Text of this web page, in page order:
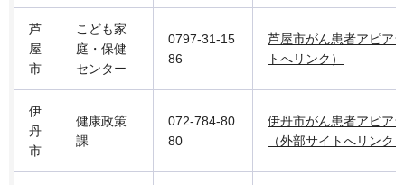
芦
屋
市
こども家
庭・保健
センター
0797-31-15
86
芦屋市がん患者アピア
トへリンク）
伊
丹
市
健康政策
課
072-784-80
80
伊丹市がん患者アピア
（外部サイトへリンク